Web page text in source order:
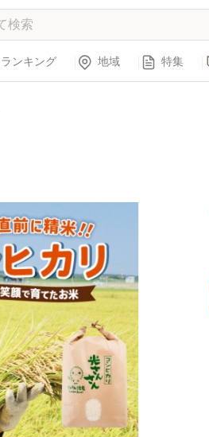
ランキング 地域 特集